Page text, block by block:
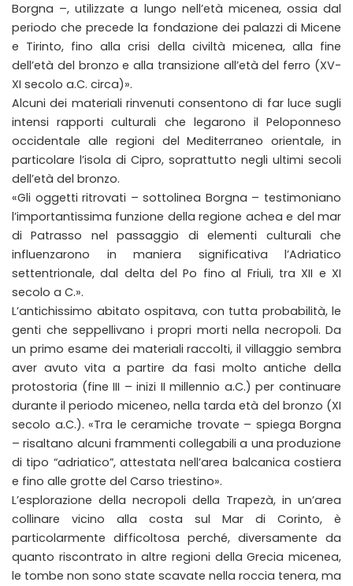
Borgna –, utilizzate a lungo nell’età micenea, ossia dal
periodo che precede la fondazione dei palazzi di Micene
e Tirinto, fino alla crisi della civiltà micenea, alla fine
dell’età del bronzo e alla transizione all’età del ferro (XV-
XI secolo a.C. circa)».
Alcuni dei materiali rinvenuti consentono di far luce sugli
intensi rapporti culturali che legarono il Peloponneso
occidentale alle regioni del Mediterraneo orientale, in
particolare l’isola di Cipro, soprattutto negli ultimi secoli
dell’età del bronzo.
«Gli oggetti ritrovati – sottolinea Borgna – testimoniano
l’importantissima funzione della regione achea e del mar
di Patrasso nel passaggio di elementi culturali che
influenzarono in maniera significativa l’Adriatico
settentrionale, dal delta del Po fino al Friuli, tra XII e XI
secolo a C.».
L’antichissimo abitato ospitava, con tutta probabilità, le
genti che seppellivano i propri morti nella necropoli. Da
un primo esame dei materiali raccolti, il villaggio sembra
aver avuto vita a partire da fasi molto antiche della
protostoria (fine III – inizi II millennio a.C.) per continuare
durante il periodo miceneo, nella tarda età del bronzo (XI
secolo a.C.). «Tra le ceramiche trovate – spiega Borgna
– risaltano alcuni frammenti collegabili a una produzione
di tipo “adriatico”, attestata nell’area balcanica costiera
e fino alle grotte del Carso triestino».
L’esplorazione della necropoli della Trapezà, in un’area
collinare vicino alla costa sul Mar di Corinto, è
particolarmente difficoltosa perché, diversamente da
quanto riscontrato in altre regioni della Grecia micenea,
le tombe non sono state scavate nella roccia tenera, ma